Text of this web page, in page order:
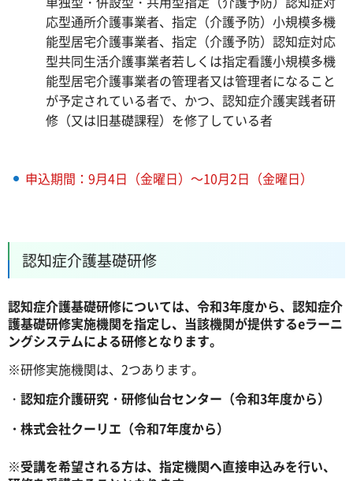
応型通所介護事業者、指定（介護予防）小規模多機
能型居宅介護事業者、指定（介護予防）認知症対応
型共同生活介護事業者若しくは指定看護小規模多機
能型居宅介護事業者の管理者又は管理者になること
が予定されている者で、かつ、認知症介護実践者研
修（又は旧基礎課程）を修了している者
申込期間：9月4日（金曜日）～10月2日（金曜日）
認知症介護基礎研修
認知症介護基礎研修については、令和3年度から、認知症介
護基礎研修実施機関を指定し、当該機関が提供するeラーニ
ングシステムによる研修となります。
※研修実施機関は、2つあります。
・ 認知症介護研究・研修仙台センター（令和3年度から）
・株式会社クーリエ （令和7年度から）
※受講を希望される方は、指定機関へ直接申込みを行い、